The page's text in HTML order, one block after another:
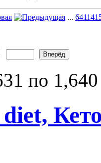
... 64114
по